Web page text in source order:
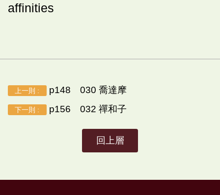
affinities
上一則 : p148 030 喬達摩
下一則 : p156 032 禪和子
回上層